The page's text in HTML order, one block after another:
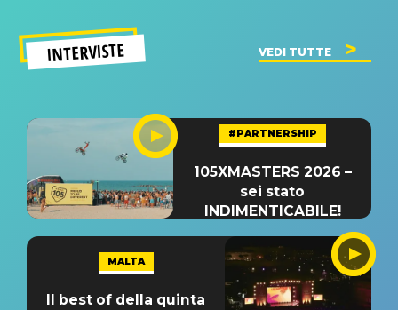
INTERVISTE VEDI TUTTE
#PARTNERSHIP
105XMASTERS 2026 –
sei stato
INDIMENTICABILE!
MALTA
Il best of della quinta